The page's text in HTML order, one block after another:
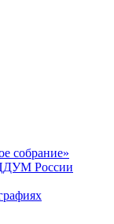
собрание»
России